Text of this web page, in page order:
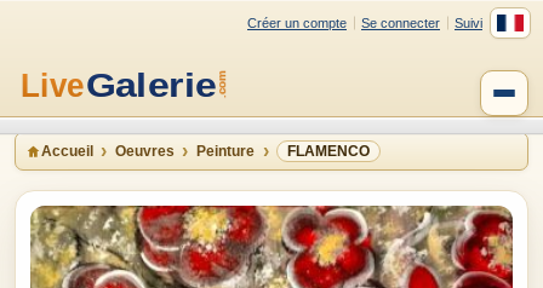
Créer un compte Se connecter Suivi
Accueil Oeuvres Peinture FLAMENCO